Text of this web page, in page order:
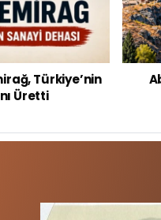
Türkiye’nin
Üretti